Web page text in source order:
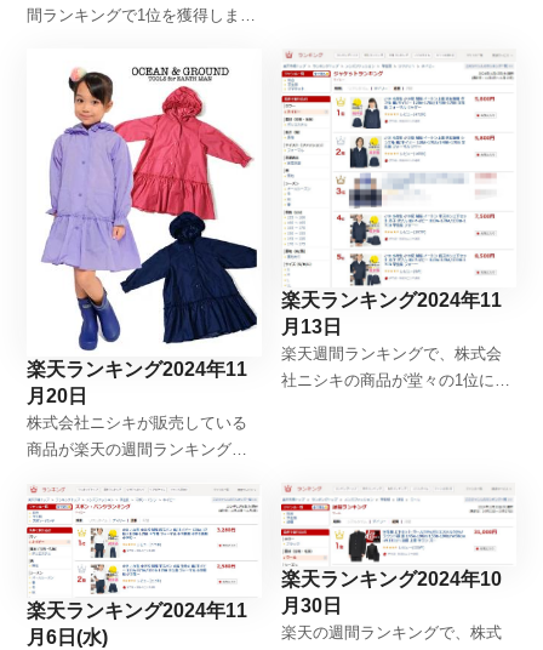
間ランキングで1位を獲得しまし
ップします。「学生服・制服の
ニシキ通販」
楽天ランキング2024年11
月20日
株式会社ニシキが販売している
商品が楽天の週間ランキングで1
してアップします。「学生服・
制服のニシキ通販」
楽天ランキング2024年11
月13日
楽天週間ランキングで、株式会
社ニシキの商品が堂々の1位に輝
楽天ランキング2024年11
月6日(水)
楽天ランキング2024年10
月30日
楽天の週間ランキングで、株式